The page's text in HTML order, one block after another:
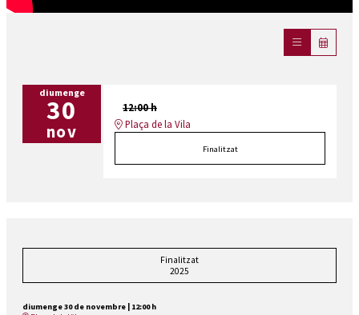
diumenge
30
nov
12:00 h
Plaça de la Vila
Finalitzat
Finalitzat
2025
diumenge 30 de novembre
12:00 h